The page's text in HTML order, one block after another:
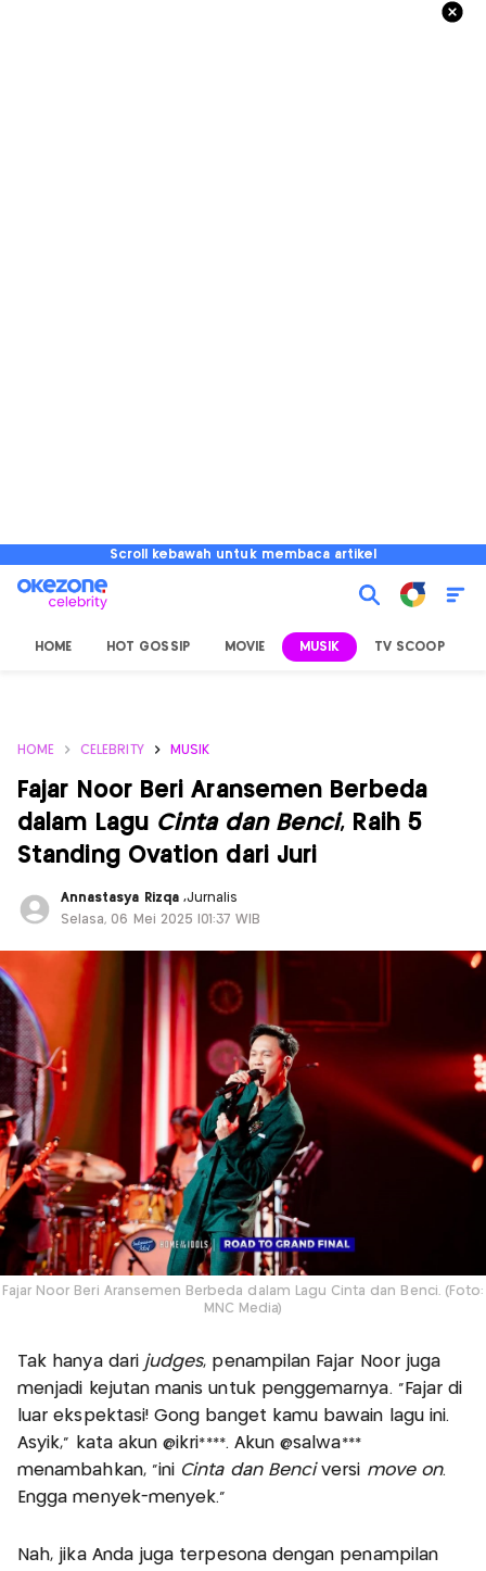
Scroll kebawah untuk membaca artikel
HOME HOT GOSSIP MOVIE MUSIK TV SCOOP
HOME CELEBRITY MUSIK
Fajar Noor Beri Aransemen Berbeda
dalam Lagu Cinta dan Benci, Raih 5
Standing Ovation dari Juri
Annastasya Rizqa ,Jurnalis
Selasa, 06 Mei 2025 |01:37 WIB
Fajar Noor Beri Aransemen Berbeda dalam Lagu Cinta dan Benci. (Foto:
MNC Media)
Tak hanya dari judges, penampilan Fajar Noor juga
menjadi kejutan manis untuk penggemarnya. "Fajar di
luar ekspektasi! Gong banget kamu bawain lagu ini.
Asyik," kata akun @ikri****. Akun @salwa***
menambahkan, "ini Cinta dan Benciversi move on.
Engga menyek-menyek."
Nah, jika Anda juga terpesona dengan penampilan